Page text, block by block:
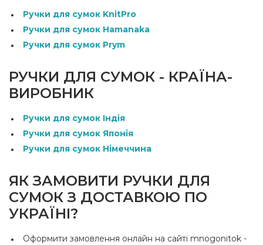
Ручки для сумок KnitPro
Ручки для сумок Hamanaka
Ручки для сумок Prym
РУЧКИ ДЛЯ СУМОК - КРАЇНА-
ВИРОБНИК
Ручки для сумок Індія
Ручки для сумок Японія
Ручки для сумок Німеччина
ЯК ЗАМОВИТИ РУЧКИ ДЛЯ
СУМОК З ДОСТАВКОЮ ПО
УКРАЇНІ?
Оформити замовлення онлайн на сайті mnogonitok -